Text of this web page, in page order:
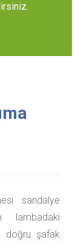
sandalye
lambadaki
doğru şafak